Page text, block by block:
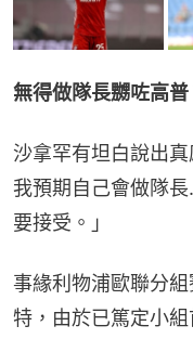
無得做隊長嬲咗高普
沙拿罕有坦白說出
我預期自己會做隊
要接受。」
事緣利物浦歐聯分
特，由於已篤定小